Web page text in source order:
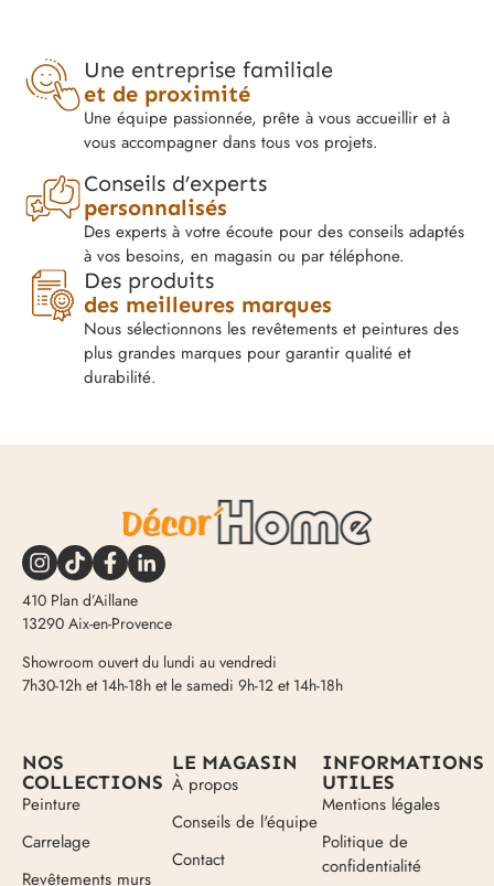
Une entreprise familiale
et de proximité
Une équipe passionnée, prête à vous accueillir et à
vous accompagner dans tous vos projets.
Conseils d’experts
personnalisés
Des experts à votre écoute pour des conseils adaptés
à vos besoins, en magasin ou par téléphone.
Des produits
des meilleures marques
Nous sélectionnons les revêtements et peintures des
plus grandes marques pour garantir qualité et
durabilité.
410 Plan d’Aillane
13290 Aix-en-Provence
Showroom ouvert du lundi au vendredi
7h30-12h et 14h-18h et le samedi 9h-12 et 14h-18h
NOS
COLLECTIONS
Peinture
Carrelage
Revêtements murs
LE MAGASIN
À propos
Conseils de l'équipe
Contact
INFORMATIONS
UTILES
Mentions légales
Politique de
confidentialité